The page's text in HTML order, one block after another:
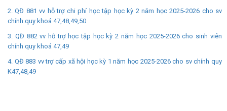
2. QĐ 881 vv hỗ trợ chi phí học tập học kỳ 2 năm học 2025-2026 cho sv
chính quy khoá 47,48,49,50
3. QĐ 882 vv hỗ trợ học tập học kỳ 2 năm học 2025-2026 cho sinh viên
chính quy khoá 47,49
4. QĐ 883 vv trợ cấp xã hội học kỳ 1 năm học 2025-2026 cho sv chính quy
K47,48,49